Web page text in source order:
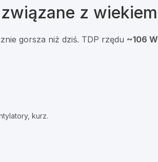
z wiekiem
gorsza niż dziś. TDP rzędu ~106 W
kurz.